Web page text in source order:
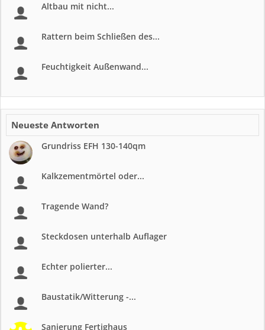
Altbau mit nicht...
Rattern beim Schließen des...
Feuchtigkeit Außenwand...
Neueste Antworten
Grundriss EFH 130-140qm
Kalkzementmörtel oder...
Tragende Wand?
Steckdosen unterhalb Auflager
Echter polierter...
Baustatik/Witterung -...
Sanierung Fertighaus